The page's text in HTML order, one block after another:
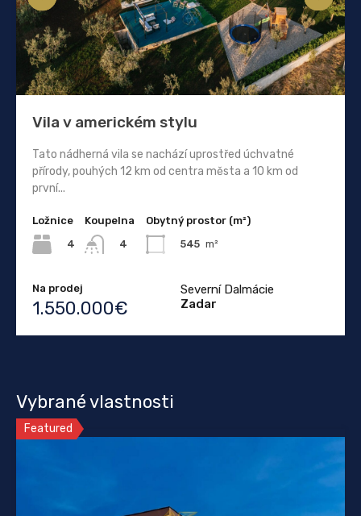
Vila v americkém stylu
Tato nádherná vila se nachází uprostřed úchvatné
přírody, pouhých 12 km od centra města a 10 km od
první...
Ložnice
4
Koupelna
4
Obytný prostor (m²)
545 m²
Na prodej
1.550.000€
Severní Dalmácie
Zadar
Vybrané vlastnosti
Featured